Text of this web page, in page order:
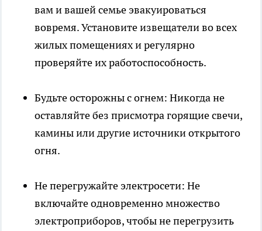
вам и вашей семье эвакуироваться
вовремя. Установите извещатели во всех
жилых помещениях и регулярно
проверяйте их работоспособность.
Будьте осторожны с огнем: Никогда не
оставляйте без присмотра горящие свечи,
камины или другие источники открытого
огня.
Не перегружайте электросети: Не
включайте одновременно множество
электроприборов, чтобы не перегрузить